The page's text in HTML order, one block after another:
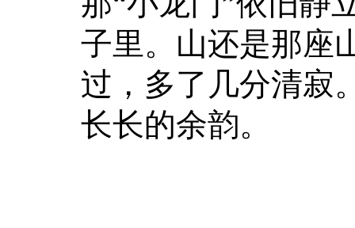
子里。山还是那座
过，多了几分清寂
长长的余韵。